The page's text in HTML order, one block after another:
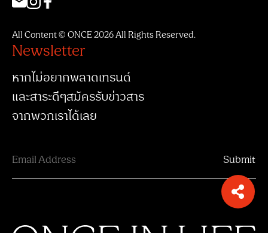
All Content © ONCE 2026 All Rights Reserved.
Newsletter
หากไม่อยากพลาดเทรนด์
และสาระดีๆสมัครรับข่าวสาร
จากพวกเราได้เลย